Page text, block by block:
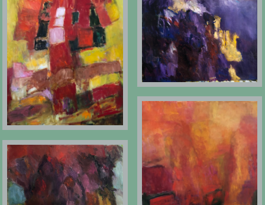
60X65 CM
130X97 CM
130X97 CM
60X65 CM